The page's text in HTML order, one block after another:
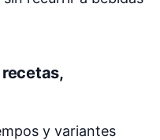
y variantes